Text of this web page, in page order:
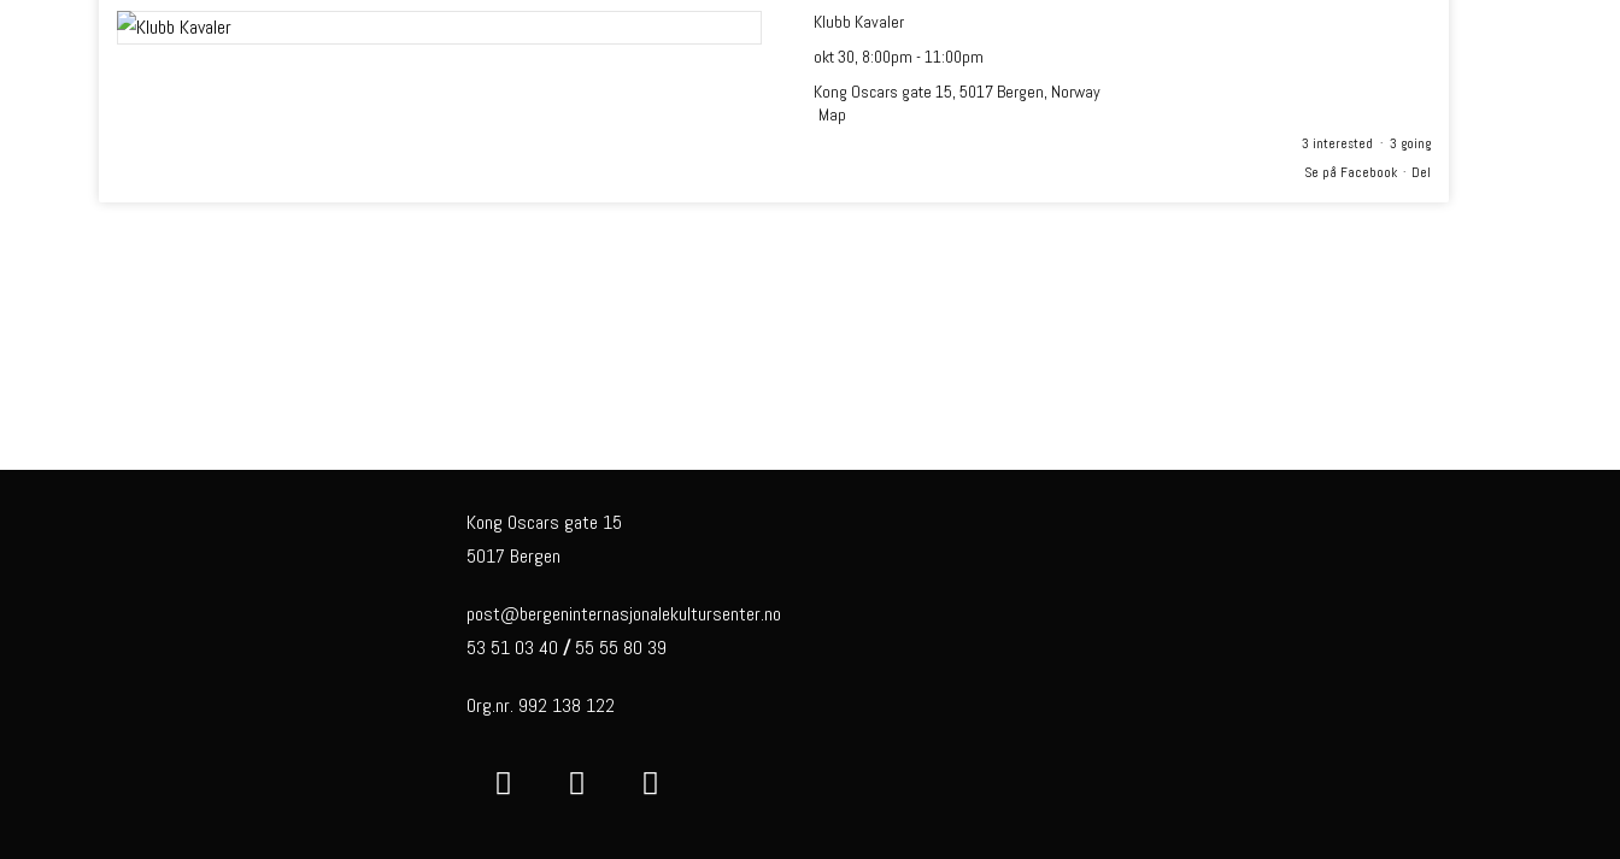
Klubb Kavaler
okt 30, 8:00pm -11:00pm
Kong Oscars gate 15, 5017 Bergen, Norway
Map
3 interested · 3 going
Se på Facebook · Del
Kong Oscars gate 15
5017 Bergen
post@bergeninternasjonalekultursenter.no
53 51 03 40 / 55 55 80 39
Org.nr. 992 138 122